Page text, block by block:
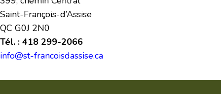
Saint-François-d’Assise
QC G0J 2N0
Tél. : 418 299-2066
info@st-francoisdassise.ca